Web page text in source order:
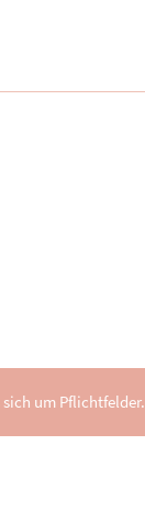
um Pflichtfelder.